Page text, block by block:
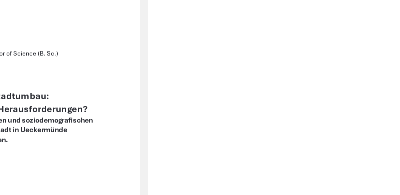
of Science (B. Sc.)
und soziodemografischen
in Ueckermünde